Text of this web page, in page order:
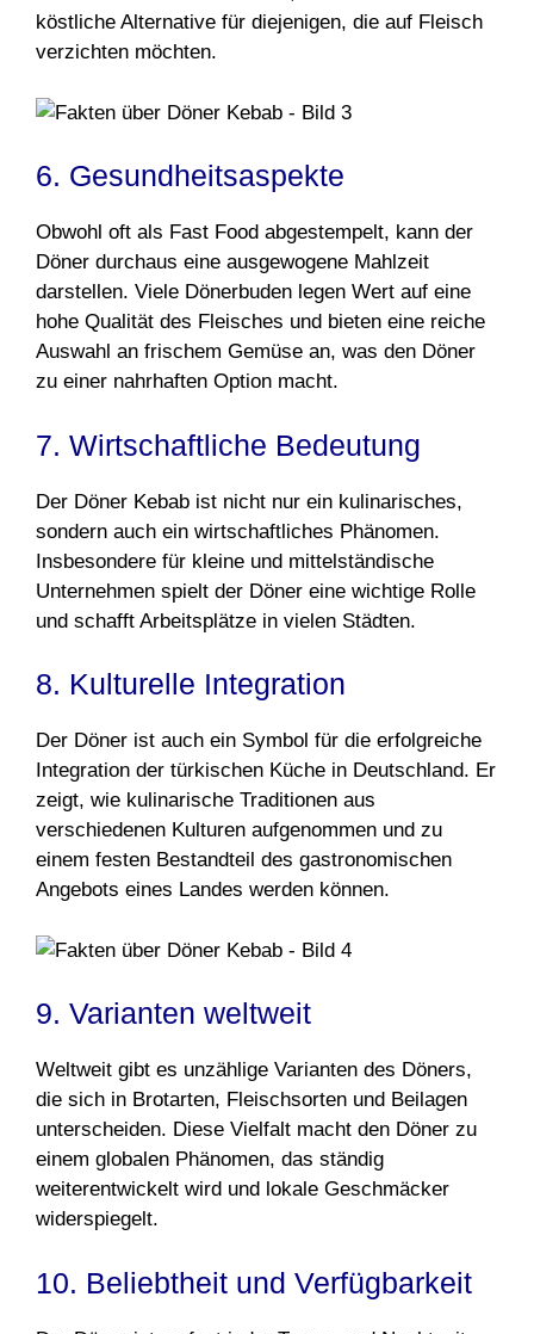
köstliche Alternative für diejenigen, die auf Fleisch
verzichten möchten.
6. Gesundheitsaspekte
Obwohl oft als Fast Food abgestempelt, kann der
Döner durchaus eine ausgewogene Mahlzeit
darstellen. Viele Dönerbuden legen Wert auf eine
hohe Qualität des Fleisches und bieten eine reiche
Auswahl an frischem Gemüse an, was den Döner
zu einer nahrhaften Option macht.
7. Wirtschaftliche Bedeutung
Der Döner Kebab ist nicht nur ein kulinarisches,
sondern auch ein wirtschaftliches Phänomen.
Insbesondere für kleine und mittelständische
Unternehmen spielt der Döner eine wichtige Rolle
und schafft Arbeitsplätze in vielen Städten.
8. Kulturelle Integration
Der Döner ist auch ein Symbol für die erfolgreiche
Integration der türkischen Küche in Deutschland. Er
zeigt, wie kulinarische Traditionen aus
verschiedenen Kulturen aufgenommen und zu
einem festen Bestandteil des gastronomischen
Angebots eines Landes werden können.
9. Varianten weltweit
Weltweit gibt es unzählige Varianten des Döners,
die sich in Brotarten, Fleischsorten und Beilagen
unterscheiden. Diese Vielfalt macht den Döner zu
einem globalen Phänomen, das ständig
weiterentwickelt wird und lokale Geschmäcker
widerspiegelt.
10. Beliebtheit und Verfügbarkeit